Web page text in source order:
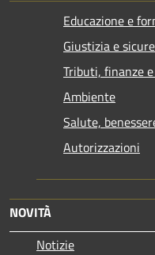
Educazione e
Giustizia e
Tributi, finanze
Ambiente
Salute,
Autorizzazioni
NOVITÀ
Notizie